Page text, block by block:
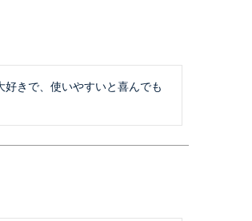
きで、使いやすいと喜んでも